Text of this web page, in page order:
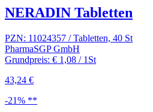
NERADIN Tabletten
PZN: 11024357 / Tabletten, 40 St
PharmaSGP GmbH
Grundpreis: € 1,08 / 1St
43,24 €
-21% **